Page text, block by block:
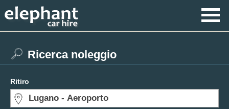
Ricerca noleggio
Ritiro